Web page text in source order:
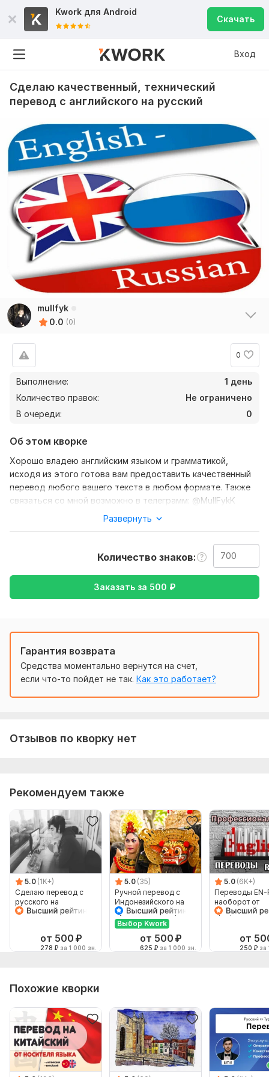
Kwork для Android
Скачать
Вход
Сделаю качественный, технический
перевод с английского на русский
mullfyk
0.0 (0)
0
Выполнение:
1 день
Количество правок:
Не ограничено
В очереди:
0
Об этом кворке
Хорошо владею английским языком и грамматикой,
исходя из этого готова вам предоставить качественный
перевод любого вашего текста в любом формате. Также
связаться со мной возможно в телеграмм: @MullFykK
или изображения, также уточнение моей работы-перевод
с английского на русский , либо же с русского на
английский
Тематика:
Язык перевода:
с Русского на Английский
Объем услуги в кворке: 700 знаков
Развернуть
Количество знаков
Заказать за 500 ₽
Гарантия возврата
Средства моментально вернутся на счет,
если что-то пойдет не так. Как это работает?
Отзывов по кворку нет
Рекомендуем также
5.0 (1K+)
Сделаю перевод с
русского на
английский и
от 500 ₽
278 ₽ за 1 000 зн.
5.0 (35)
Ручной перевод с
Индонезийского на
Русский и наоборот
Выбор Kwork
от 500 ₽
625 ₽ за 1 000 зн.
5.0 (6K+)
Переводы EN-
наоборот от
от
250 ₽ за
Похожие кворки